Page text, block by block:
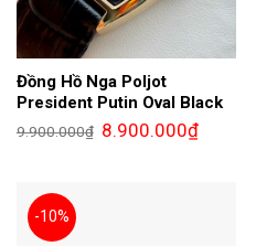
Đồng Hồ Nga Poljot
President Putin Oval Black
9.900.000₫ Giá
gốc
8.900.000₫Giá
hiện
-10%